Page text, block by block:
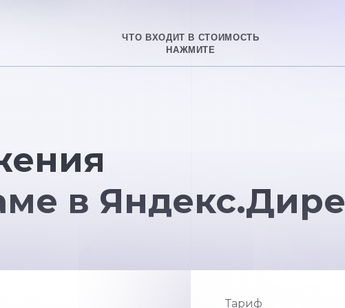
ЧТО ВХОДИТ В СТОИМОСТЬ
НАЖМИТЕ
в
Тариф